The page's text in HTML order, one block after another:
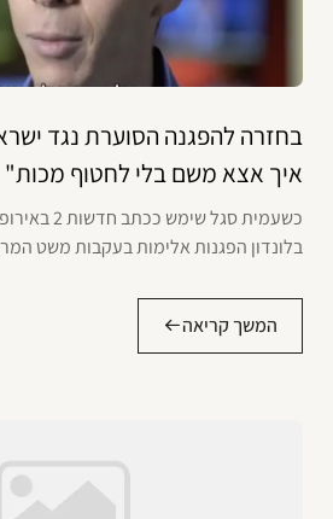
בחזרה להפגנה הסוערת נגד
איך אצא משם בלי לחטוף מכות"
כשעמית סגל
בלונדון הפגנות אלימות בעקבות משט
המשך קריאה